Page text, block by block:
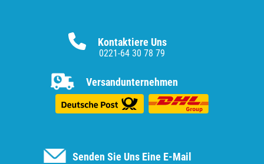
Senden Sie Uns Eine E-Mail
Kontaktiere Uns
0221-64 30 78 79
Versandunternehmen